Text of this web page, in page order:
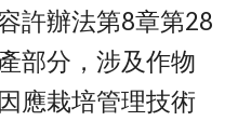
許辦法第8章第28
部分，涉及作物
應栽培管理技術